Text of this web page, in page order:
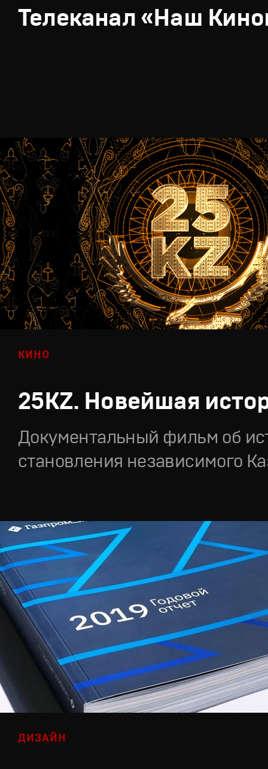
Телеканал «Наш
КИНО
25KZ. Новейшая
Документальный фильм об
становления независимого
ДИЗАЙН